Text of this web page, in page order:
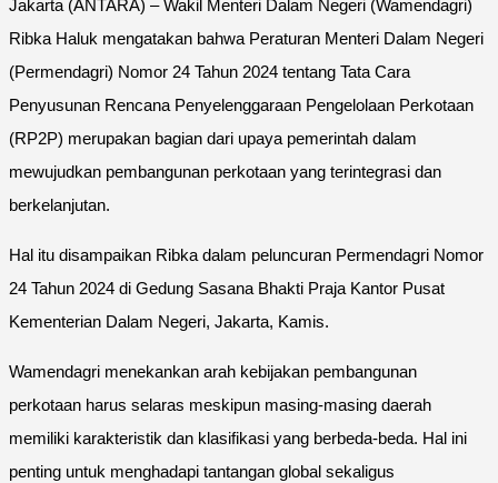
Jakarta (ANTARA) – Wakil Menteri Dalam Negeri (Wamendagri)
Ribka Haluk mengatakan bahwa Peraturan Menteri Dalam Negeri
(Permendagri) Nomor 24 Tahun 2024 tentang Tata Cara
Penyusunan Rencana Penyelenggaraan Pengelolaan Perkotaan
(RP2P) merupakan bagian dari upaya pemerintah dalam
mewujudkan pembangunan perkotaan yang terintegrasi dan
berkelanjutan.
Hal itu disampaikan Ribka dalam peluncuran Permendagri Nomor
24 Tahun 2024 di Gedung Sasana Bhakti Praja Kantor Pusat
Kementerian Dalam Negeri, Jakarta, Kamis.
Wamendagri menekankan arah kebijakan pembangunan
perkotaan harus selaras meskipun masing-masing daerah
memiliki karakteristik dan klasifikasi yang berbeda-beda. Hal ini
penting untuk menghadapi tantangan global sekaligus